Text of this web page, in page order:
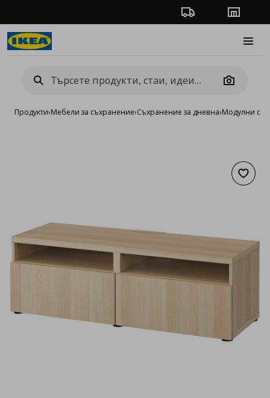
Проследяване на
Camera
Продукти›Мебели за съхранение›Съхранение за дневна›Модулни